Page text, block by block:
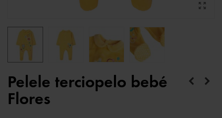
Pelele terciopelo bebé
Flores